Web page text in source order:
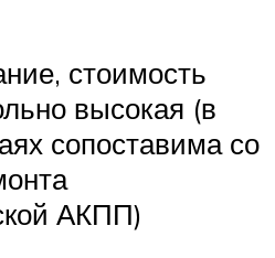
стоимость
высокая (в
сопоставима со
АКПП)